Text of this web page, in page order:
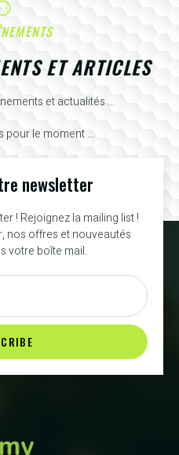
ET ARTICLES
et actualités ...
pour le moment ...
newsletter
! Rejoignez la mailing list !
nos offres et nouveautés
votre boîte mail.